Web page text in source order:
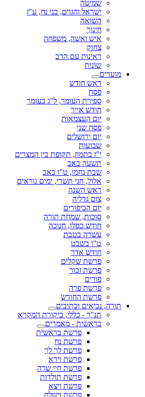
שמיטה
ישראל והגוים, בני נח, ע"ז
השואה
חינוך
איש ואשה, משפחה
צחוק
ראינות עם הרב
שונות
מועדים
ראש חודש
פסח
ספירת העומר, ל"ג בעומר
חודש אייר
יום העצמאות
פסח שני
יום ירושלים
שבועות
י"ז בתמוז, תקופת בין המצרים
תשעה באב
שבת נחמו, ט"ו באב
אלול, חגי תשרי, ימים נוראים
ראש השנה
צום גדליה
יום הכיפורים
סוכות, שמחת תורה
חודש כסלו, חנוכה
עשרה בטבת
ט"ו בשבט
חודש אדר
פרשת שקלים
פרשת זכור
פורים
פרשת פרה
פרשת החודש
תורה, נביאים וכתובים
תנ"ך - כללי, ביקורת המקרא
בראשית - מאמרים
פרשת בראשית
פרשת נח
פרשת לך לך
פרשת וירא
פרשת חיי שרה
פרשת תולדות
פרשת ויצא
פרשת וישלח